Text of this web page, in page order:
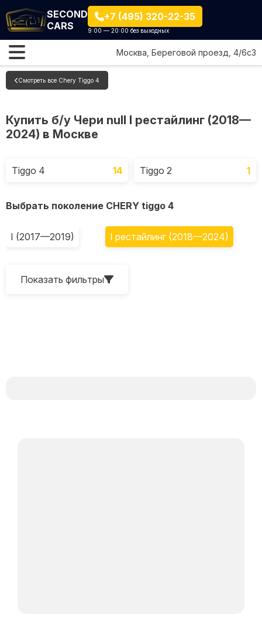
SECOND
CARS
+7 (495) 320-22-35
9:00 — 20:00 без выходных
Москва, Береговой проезд, 4/6с3
Смотреть все Chery Tiggo 4
Купить б/у Чери null I рестайлинг (2018—
2024) в Москве
Tiggo 4 14 Tiggo 2 1
Выбрать поколение CHERY tiggo 4
I (2017—2019) I рестайлинг (2018—2024)
Показать фильтры